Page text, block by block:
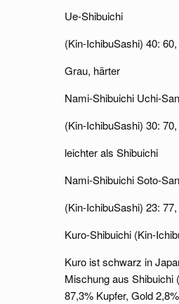
Ue-Shibuichi
(Kin-IchibuSashi) 40:
Grau, härter
Nami-Shibuichi Uchi-
(Kin-IchibuSashi) 30:
leichter als Shibuichi
Nami-Shibuichi Soto-
(Kin-IchibuSashi) 23:
Kuro-Shibuichi (Kin-
Kuro ist schwarz in
Mischung aus Shibuichi
87,3% Kupfer, Gold